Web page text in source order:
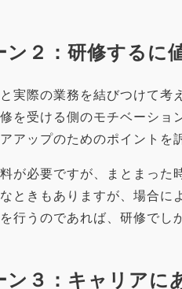
ン２：研修するに
実際の業務を結びつけて
を受ける側のモチベーショ
アップのためのポイントを
が必要ですが、まとまった
ときもありますが、場合に
行うのであれば、研修でし
ン３：キャリアに